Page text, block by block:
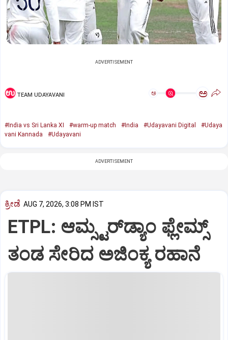
ADVERTISEMENT
TEAM UDAYAVANI ಅ ಅ
#India vs Sri Lanka XI #warm-up match #India #Udayavani Digital
#Udaya
vani Kannada
#Udayavani
ADVERTISEMENT
ಕ್ರೀಡೆ AUG 7, 2026, 3:08 PM IST
ETPL: ಆಮ್ಸ್ಟರ್‌ಡ್ಯಾಂ ಫ್ಲೇಮ್ಸ್‌
ತಂಡ ಸೇರಿದ ಅಜಿಂಕ್ಯ ರಹಾನೆ